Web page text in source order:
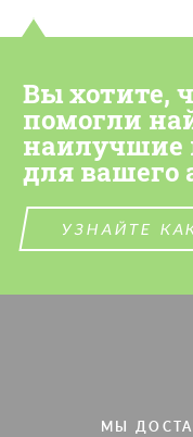
Вы хотите,
помогли
наилучшие
для вашего
УЗНАЙТЕ
МЫ
Мы
Мы